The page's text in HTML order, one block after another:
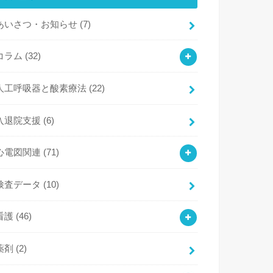
いさつ・お知らせ (7)
ラム (32)
工呼吸器と酸素療法 (22)
退院支援 (6)
電図関連 (71)
査データ (10)
護 (46)
剤 (2)